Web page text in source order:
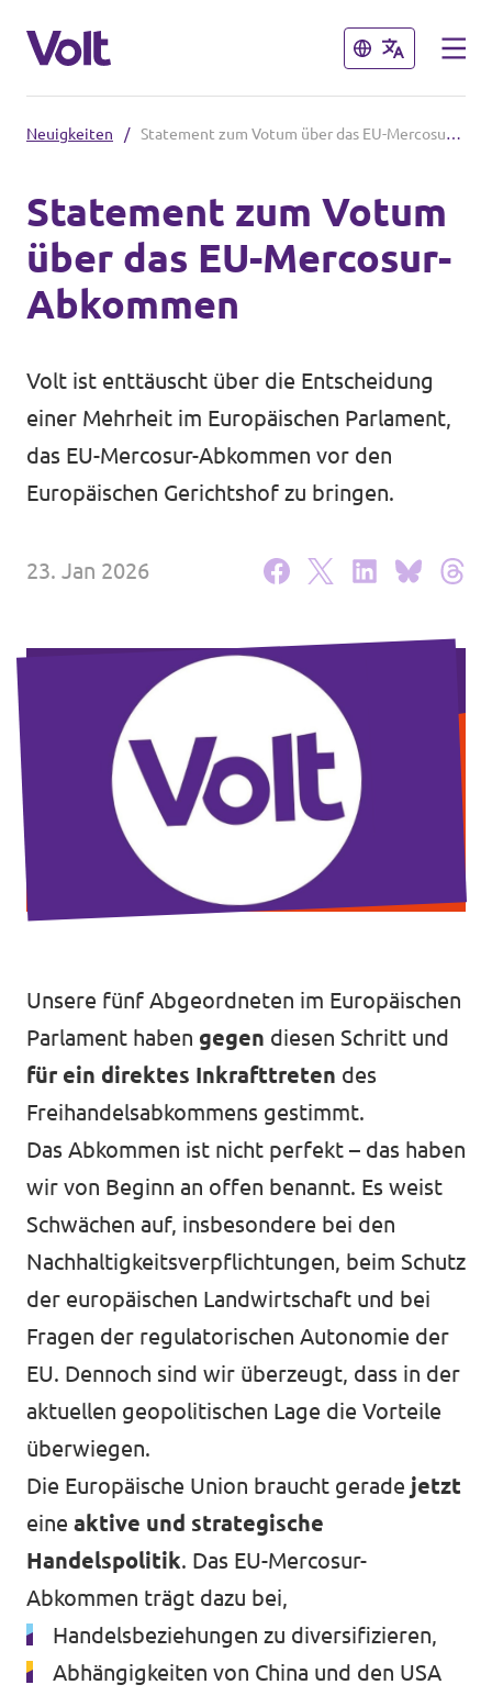
Schließen
Website
Volt in deinem Bundesland
Volt Deutschland Merchandise Shop
Schließen
Programm
Über Volt
Menschen
Neuigkeiten
Mache bei uns mit!
Deine Spende für Volt!
Jobs bei Volt
Impressum
Neuigkeiten / Statement zum Votum über das EU-Mercosur-Abkommen
Statement zum Votum
über das EU-Mercosur-
Abkommen
Volt ist enttäuscht über die Entscheidung
einer Mehrheit im Europäischen Parlament,
das EU-Mercosur-Abkommen vor den
Europäischen Gerichtshof zu bringen.
23. Jan 2026
Unsere fünf Abgeordneten im Europäischen
Parlament haben gegen diesen Schritt und
für ein direktes Inkrafttreten des
Freihandelsabkommens gestimmt.
Das Abkommen ist nicht perfekt – das haben
wir von Beginn an offen benannt. Es weist
Schwächen auf, insbesondere bei den
Nachhaltigkeitsverpflichtungen, beim Schutz
der europäischen Landwirtschaft und bei
Fragen der regulatorischen Autonomie der
EU. Dennoch sind wir überzeugt, dass in der
aktuellen geopolitischen Lage die Vorteile
überwiegen.
Die Europäische Union braucht gerade jetzt
eine aktive und strategische
Handelspolitik. Das EU-Mercosur-
Abkommen trägt dazu bei,
Handelsbeziehungen zu diversifizieren,
Abhängigkeiten von China und den USA